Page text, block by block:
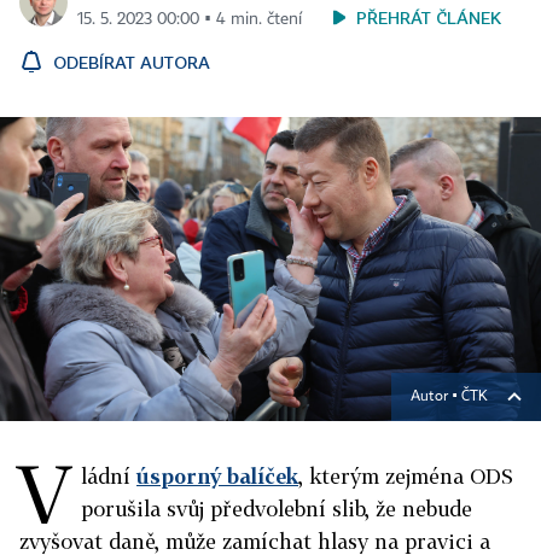
15. 5. 2023 00:00 ▪ 4 min. čtení
PŘEHRÁT ČLÁNEK
ODEBÍRAT AUTORA
Autor ▪ ČTK
V ládníúsporný balíček, kterým zejména ODS
porušila svůj předvolební slib, že nebude
zvyšovat daně, může zamíchat hlasy na pravici a